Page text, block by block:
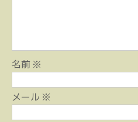
名前 ※
メール ※